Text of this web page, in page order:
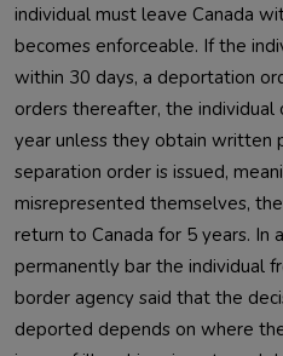
individual must leave Canada
becomes enforceable. If the
within 30 days, a deportation
orders thereafter, the individual
year unless they obtain written
separation order is issued,
misrepresented themselves,
return to Canada for 5 years. In
permanently bar the individual
border agency said that the
deported depends on where